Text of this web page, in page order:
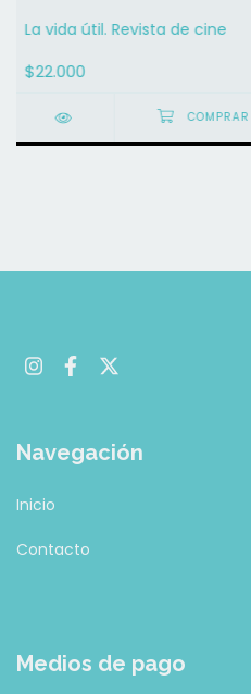
La vida útil. Revista de cine
$22.000
Navegación
Inicio
Contacto
Medios de pago